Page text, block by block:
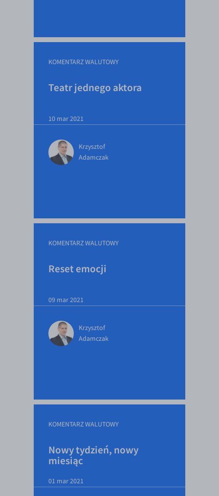
KOMENTARZ WALUTOWY
Teatr jednego aktora
10 mar 2021
Krzysztof
Adamczak
KOMENTARZ WALUTOWY
Reset emocji
09 mar 2021
Krzysztof
Adamczak
KOMENTARZ WALUTOWY
Nowy tydzień, nowy
miesiąc
01 mar 2021